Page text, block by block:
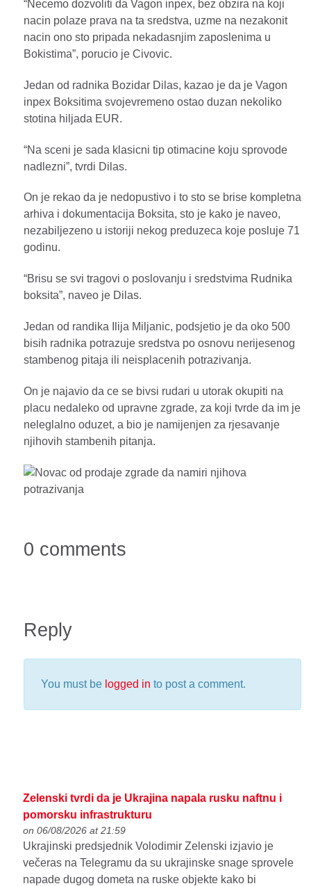
“Necemo dozvoliti da Vagon inpex, bez obzira na koji
nacin polaze prava na ta sredstva, uzme na nezakonit
nacin ono sto pripada nekadasnjim zaposlenima u
Bokistima”, porucio je Civovic.
Jedan od radnika Bozidar Dilas, kazao je da je Vagon
inpex Boksitima svojevremeno ostao duzan nekoliko
stotina hiljada EUR.
“Na sceni je sada klasicni tip otimacine koju sprovode
nadlezni”, tvrdi Dilas.
On je rekao da je nedopustivo i to sto se brise kompletna
arhiva i dokumentacija Boksita, sto je kako je naveo,
nezabiljezeno u istoriji nekog preduzeca koje posluje 71
godinu.
“Brisu se svi tragovi o poslovanju i sredstvima Rudnika
boksita”, naveo je Dilas.
Jedan od randika Ilija Miljanic, podsjetio je da oko 500
bisih radnika potrazuje sredstva po osnovu nerijesenog
stambenog pitaja ili neisplacenih potrazivanja.
On je najavio da ce se bivsi rudari u utorak okupiti na
placu nedaleko od upravne zgrade, za koji tvrde da im je
neleglalno oduzet, a bio je namijenjen za rjesavanje
njihovih stambenih pitanja.
0 comments
Reply
You must be logged in to post a comment.
Zelenski tvrdi da je Ukrajina napala rusku naftnu i
pomorsku infrastrukturu
on 06/08/2026 at 21:59
Ukrajinski predsjednik Volodimir Zelenski izjavio je
večeras na Telegramu da su ukrajinske snage sprovele
napade dugog dometa na ruske objekte kako bi